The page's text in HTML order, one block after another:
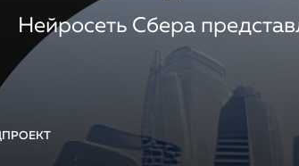
Нейросеть Сбера